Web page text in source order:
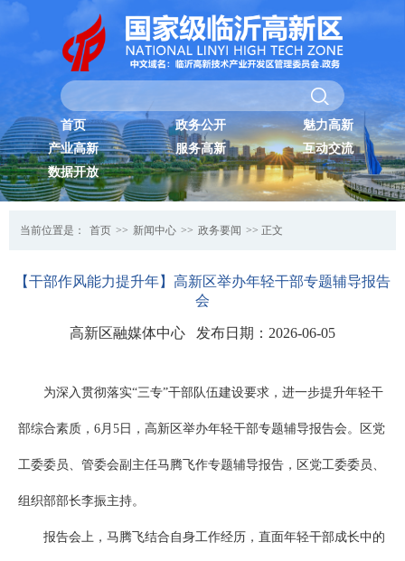
首页 政务公开
魅力高新
产业高新
服务高新
互动交流
数据开放
当前位置是： 首页 >> 新闻中心 >> 政务要闻 >> 正文
【干部作风能力提升年】高新区举办年轻干部专题辅导报告
会
高新区融媒体中心 发布日期：2026-06-05
为深入贯彻落实“三专”干部队伍建设要求，进一步提升年轻干
部综合素质，6月5日，高新区举办年轻干部专题辅导报告会。区党
工委委员、管委会副主任马腾飞作专题辅导报告，区党工委委员、
组织部部长李振主持。
报告会上，马腾飞结合自身工作经历，直面年轻干部成长中的